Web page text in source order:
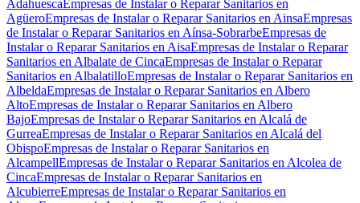
AdahuescaEmpresas de Instalar o Reparar Sanitarios en
AgüeroEmpresas de Instalar o Reparar Sanitarios en AinsaEmpresas
de Instalar o Reparar Sanitarios en Aínsa-SobrarbeEmpresas de
Instalar o Reparar Sanitarios en AisaEmpresas de Instalar o Reparar
Sanitarios en Albalate de CincaEmpresas de Instalar o Reparar
Sanitarios en AlbalatilloEmpresas de Instalar o Reparar Sanitarios en
AlbeldaEmpresas de Instalar o Reparar Sanitarios en Albero
AltoEmpresas de Instalar o Reparar Sanitarios en Albero
BajoEmpresas de Instalar o Reparar Sanitarios en Alcalá de
GurreaEmpresas de Instalar o Reparar Sanitarios en Alcalá del
ObispoEmpresas de Instalar o Reparar Sanitarios en
AlcampellEmpresas de Instalar o Reparar Sanitarios en Alcolea de
CincaEmpresas de Instalar o Reparar Sanitarios en
AlcubierreEmpresas de Instalar o Reparar Sanitarios en